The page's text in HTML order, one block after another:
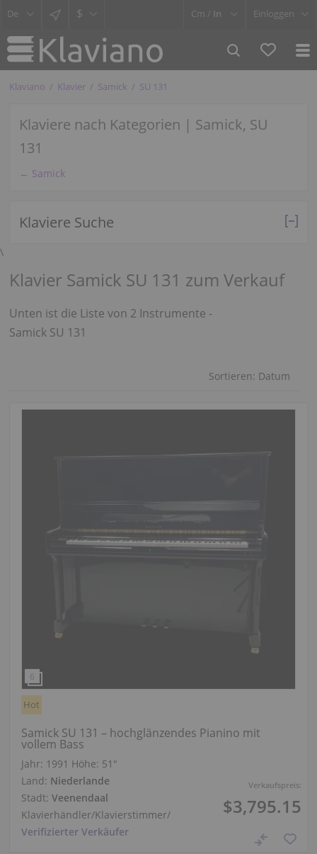
$ Cm / In Einloggen
Klaviano Klavier Samick SU 131
Klaviere nach Kategorien | Samick, SU
131
← Samick
Klaviere Suche
\
Klavier Samick SU 131 zum Verkauf
Unten ist die Liste von 2 Instrumente -
Samick SU 131
Sortieren: Datum
Verkaufspreis:
$3,795.15
Hot
Samick SU 131 – hochglänzendes Pianino mit
vollem Bass
Jahr: 1991 Höhe: 51″
Land: Niederlande
Stadt: Veenendaal
Klavierhändler/Klavierstimmer/
Verifizierter Verkäufer